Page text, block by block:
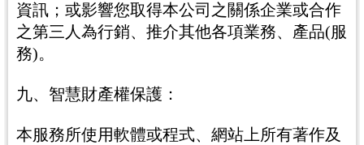
資訊；或影響您取得本公司之關係企業或合作
之第三人為行銷、推介其他各項業務、產品(服
務)。
九、智慧財產權保護：
本服務所使用軟體或程式、網站上所有著作及